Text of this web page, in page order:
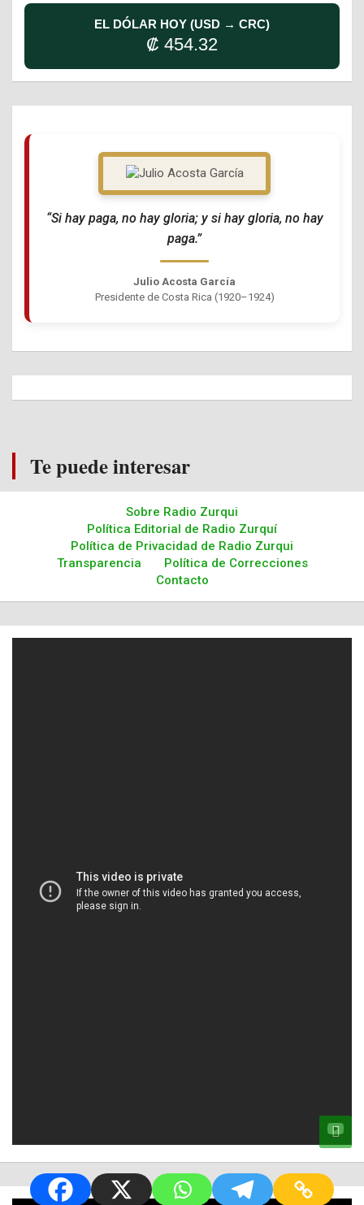
EL DÓLAR HOY (USD → CRC)
₡ 454.32
“Si hay paga, no hay gloria; y si hay gloria, no hay
paga.”
Julio Acosta García
Presidente de Costa Rica (1920–1924)
Te puede interesar
Sobre Radio Zurqui
Política Editorial de Radio Zurquí
Política de Privacidad de Radio Zurqui
Transparencia
Política de Correcciones
Contacto